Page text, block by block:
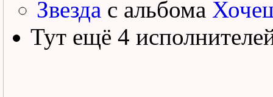
Звезда с альбома
Тут ещё 4